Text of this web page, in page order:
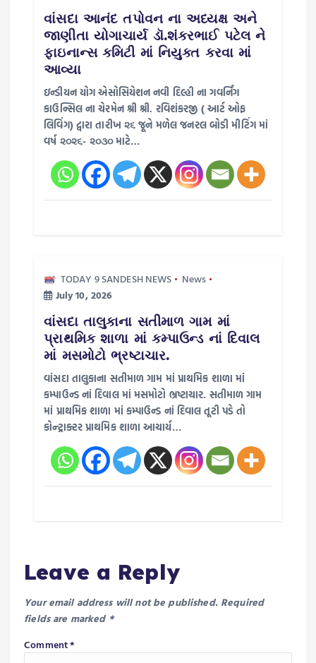
વાંસદા આનંદ તપોવન ના અધ્યક્ષ અને
જાણીતા યોગાચાર્ય ડૉ.શંકરભાઈ પટેલ ને
ફાઇનાન્સ કમિટી માં નિયુક્ત કરવા માં
આવ્યા
ઇન્ડીયન યોગ એસોસિયેશન નવી દિલ્હી ના ગવર્નિંગ
કાઉન્સિલ ના ચેરમેન શ્રી શ્રી. રવિશંકરજી ( આર્ટ ઓફ
લિવિંગ) દ્વારા તારીખ ૨૬ જૂને મળેલ જનરલ બોડી મીટિંગ માં
વર્ષ ૨૦૨૬- ૨૦૩૦ માટે…
TODAY 9 SANDESH NEWS
News
July 10, 2026
વાંસદા તાલુકાના સતીમાળ ગામ માં
પ્રાથમિક શાળા માં કમ્પાઉન્ડ નાં દિવાલ
માં મસમોટો ભ્રષ્ટાચાર.
વાંસદા તાલુકાના સતીમાળ ગામ માં પ્રાથમિક શાળા માં
કમ્પાઉન્ડ નાં દિવાલ માં મસમોટો ભ્રષ્ટાચાર. સતીમાળ ગામ
માં પ્રાથમિક શાળા માં કમ્પાઉન્ડ નાં દિવાલ તૂટી પડે તો
કોન્ટ્રાક્ટર પ્રાથમિક શાળા આચાર્ય…
Leave a Reply
Your email address will not be published. Required
fields are marked *
Comment*